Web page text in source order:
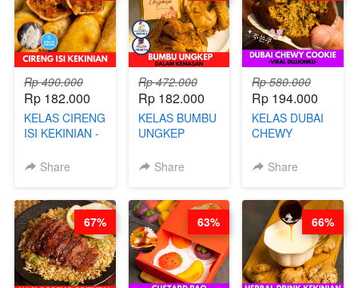
Rp 490.000
Rp 182.000
KELAS CIRENG
ISI KEKINIAN -
Share
Rp 472.000
Rp 182.000
KELAS BUMBU
UNGKEP
KEMASAN - BY
Share
Rp 580.000
Rp 194.000
KELAS DUBAI
CHEWY
VIRAL
DITA
Share
67% 63% 66%